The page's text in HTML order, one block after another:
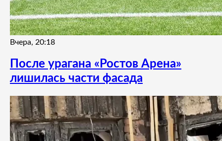
Вчера, 20:18
После урагана «Ростов Арена»
лишилась части фасада